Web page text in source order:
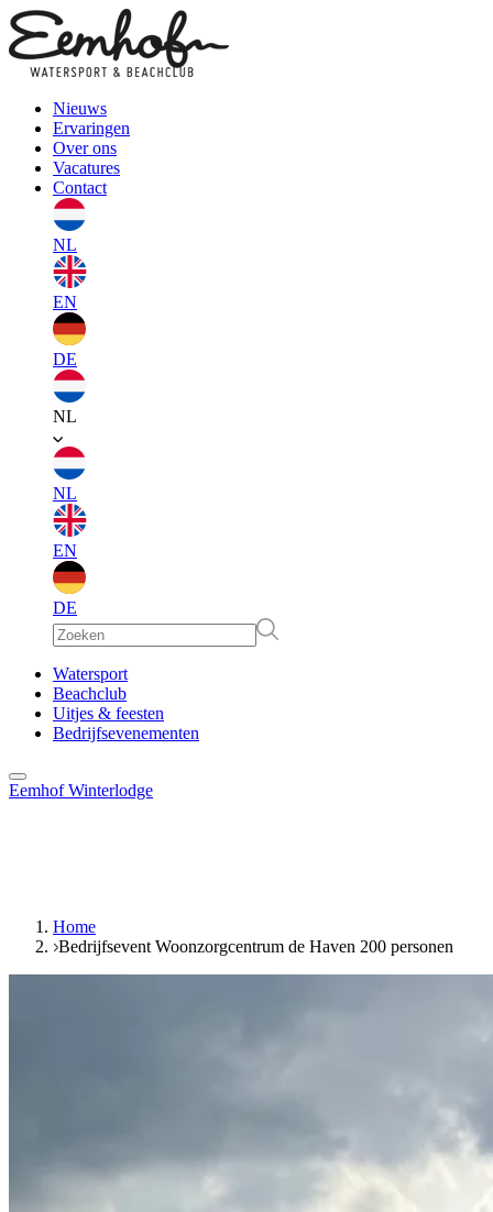
Nieuws
Ervaringen
Over ons
Vacatures
Contact
NL
EN
DE
NL
NL
EN
DE
EN
DE
Watersport
Beachclub
Uitjes & feesten
Bedrijfsevenementen
Eemhof Winterlodge
Home
Bedrijfsevent Woonzorgcentrum de Haven 200 personen